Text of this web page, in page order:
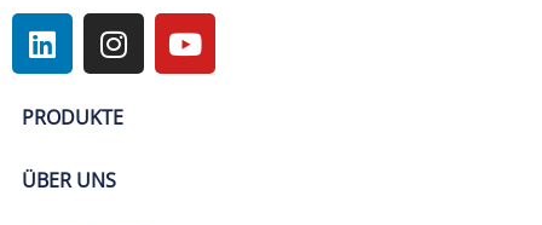
PRODUKTE
ÜBER UNS